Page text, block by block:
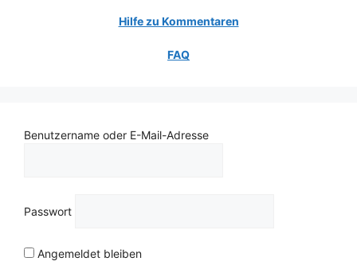
Hilfe zu Kommentaren
FAQ
Benutzername oder E-Mail-Adresse
Passwort
Angemeldet bleiben